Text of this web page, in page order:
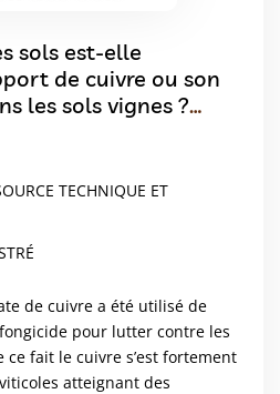
sols est-elle
de cuivre ou son
les sols vignes ?
TECHNIQUE ET
de cuivre a été utilisé de
pour lutter contre les
ce fait le cuivre s’est fortement
atteignant des